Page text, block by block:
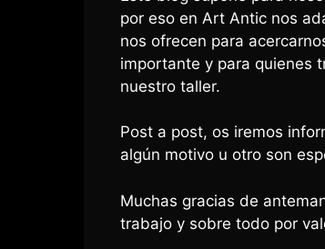
por eso en Art Antic nos
nos ofrecen para
importante y para quienes
nuestro taller.
Post a post, os iremos
algún motivo u otro son
Muchas gracias de
trabajo y sobre todo por